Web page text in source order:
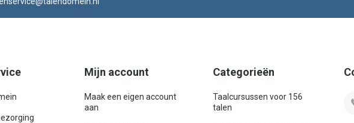
Mijn account
Maak een eigen account
aan
Categorieën
Taalcursussen voor 156
talen